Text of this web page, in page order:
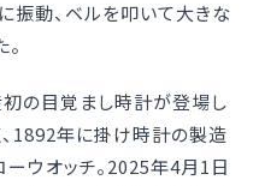
振動、ベルを叩いて大きな
初の目覚まし時計が登場し
1892年に掛け時計の製造
ウオッチ。2025年4月1日